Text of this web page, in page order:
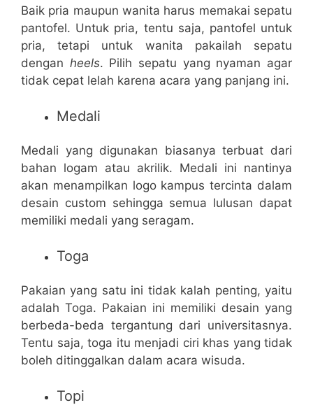
Baik pria maupun wanita harus memakai sepatu
pantofel. Untuk pria, tentu saja, pantofel untuk
pria, tetapi untuk wanita pakailah sepatu
dengan heels. Pilih sepatu yang nyaman agar
tidak cepat lelah karena acara yang panjang ini.
Medali
Medali yang digunakan biasanya terbuat dari
bahan logam atau akrilik. Medali ini nantinya
akan menampilkan logo kampus tercinta dalam
desain custom sehingga semua lulusan dapat
memiliki medali yang seragam.
Toga
Pakaian yang satu ini tidak kalah penting, yaitu
adalah Toga. Pakaian ini memiliki desain yang
berbeda-beda tergantung dari universitasnya.
Tentu saja, toga itu menjadi ciri khas yang tidak
boleh ditinggalkan dalam acara wisuda.
Topi